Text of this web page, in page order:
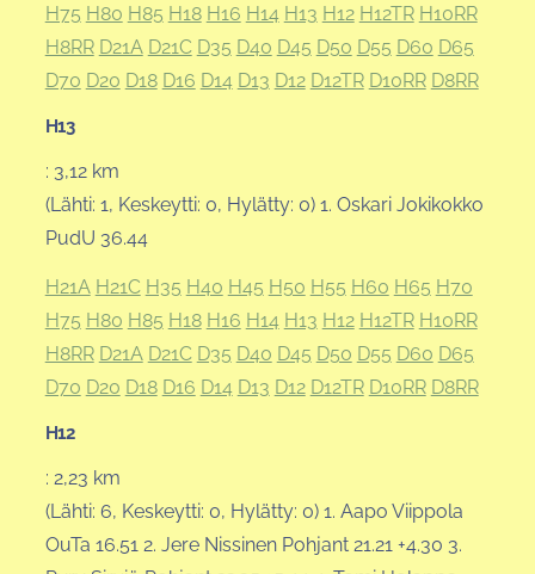
H75 H80 H85 H18 H16 H14 H13 H12 H12TR H10RR
H8RR D21A D21C D35 D40 D45 D50 D55 D60 D65
D70 D20 D18 D16 D14 D13 D12 D12TR D10RR D8RR
H13
: 3,12 km
(Lähti: 1, Keskeytti: 0, Hylätty: 0) 1. Oskari Jokikokko
PudU 36.44
H21A H21C H35 H40 H45 H50 H55 H60 H65 H70
H75 H80 H85 H18 H16 H14 H13 H12 H12TR H10RR
H8RR D21A D21C D35 D40 D45 D50 D55 D60 D65
D70 D20 D18 D16 D14 D13 D12 D12TR D10RR D8RR
H12
: 2,23 km
(Lähti: 6, Keskeytti: 0, Hylätty: 0) 1. Aapo Viippola
OuTa 16.51 2. Jere Nissinen Pohjant 21.21 +4.30 3.